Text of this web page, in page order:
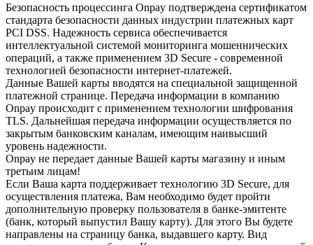
Безопасность процессинга Onpay подтверждена сертификатом
стандарта безопасности данных индустрии платежных карт
PCI DSS. Надежность сервиса обеспечивается
интеллектуальной системой мониторинга мошеннических
операций, а также применением 3D Secure - современной
технологией безопасности интернет-платежей.
Данные Вашей карты вводятся на специальной защищенной
платежной странице. Передача информации в компанию
Onpay происходит с применением технологии шифрования
TLS. Дальнейшая передача информации осуществляется по
закрытым банковским каналам, имеющим наивысший
уровень надежности.
Onpay не передает данные Вашей карты магазину и иным
третьим лицам!
Если Ваша карта поддерживает технологию 3D Secure, для
осуществления платежа, Вам необходимо будет пройти
дополнительную проверку пользователя в банке-эмитенте
(банк, который выпустил Вашу карту). Для этого Вы будете
направлены на страницу банка, выдавшего карту. Вид